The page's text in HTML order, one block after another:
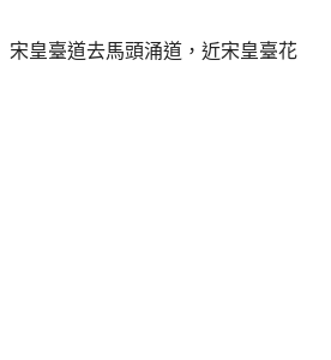
宋皇臺道去馬頭涌道，近宋皇臺花